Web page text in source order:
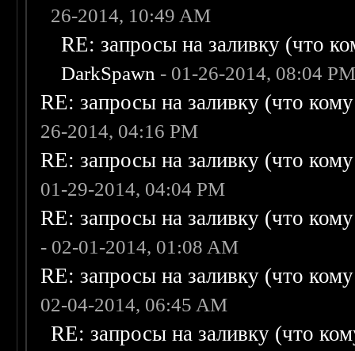
26-2014, 10:49 AM
RE: запросы на заливку (что
DarkSpawn - 01-26-2014, 08:04
RE: запросы на заливку (что
26-2014, 04:16 PM
RE: запросы на заливку (что
01-29-2014, 04:04 PM
RE: запросы на заливку (что
- 02-01-2014, 01:08 AM
RE: запросы на заливку (что
02-04-2014, 06:45 AM
RE: запросы на заливку (что